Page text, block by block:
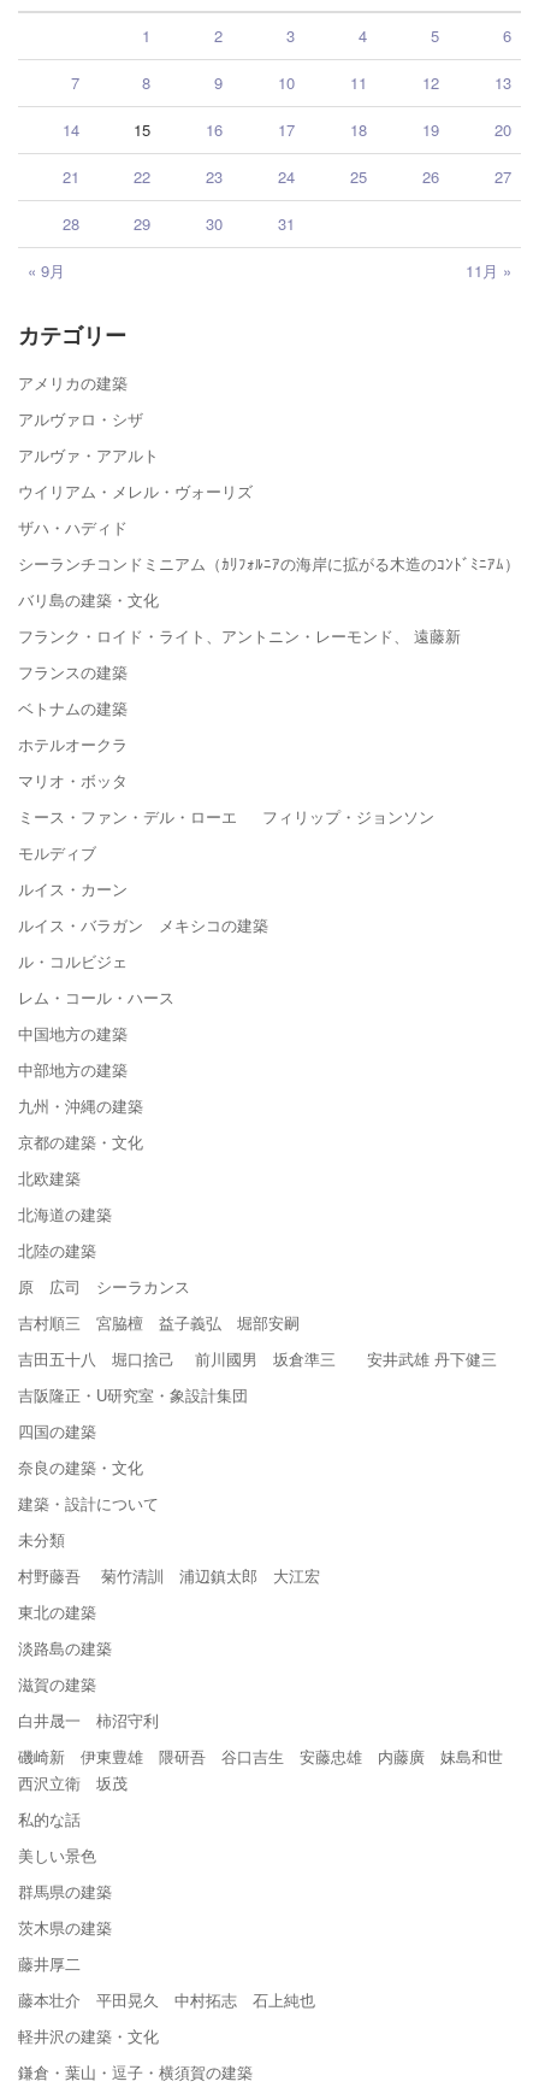
« 9月 11月 »
1 2 3 4 5 6
7 8 9 10 11 12 13
14 15 16 17 18 19 20
21 22 23 24 25 26 27
28 29 30 31
カテゴリー
アメリカの建築
アルヴァロ・シザ
アルヴァ・アアルト
ウイリアム・メレル・ヴォーリズ
ザハ・ハディド
シーランチコンドミニアム（ｶﾘﾌｫﾙﾆｱの海岸に拡がる木造のｺﾝﾄﾞﾐﾆｱﾑ）
バリ島の建築・文化
フランク・ロイド・ライト、アントニン・レーモンド、 遠藤新
フランスの建築
ベトナムの建築
ホテルオークラ
マリオ・ボッタ
ミース・ファン・デル・ローエ フィリップ・ジョンソン
モルディブ
ルイス・カーン
ルイス・バラガン メキシコの建築
ル・コルビジェ
レム・コール・ハース
中国地方の建築
中部地方の建築
九州・沖縄の建築
京都の建築・文化
北欧建築
北海道の建築
北陸の建築
原 広司 シーラカンス
吉村順三 宮脇檀 益子義弘 堀部安嗣
吉田五十八 堀口捨己 前川國男 坂倉準三 安井武雄 丹下健三
吉阪隆正・U研究室・象設計集団
四国の建築
奈良の建築・文化
建築・設計について
未分類
村野藤吾 菊竹清訓 浦辺鎮太郎 大江宏
東北の建築
淡路島の建築
滋賀の建築
白井晟一 柿沼守利
磯崎新 伊東豊雄 隈研吾 谷口吉生 安藤忠雄 内藤廣 妹島和世
西沢立衛 坂茂
私的な話
美しい景色
群馬県の建築
茨木県の建築
藤井厚二
藤本壮介 平田晃久 中村拓志 石上純也
軽井沢の建築・文化
鎌倉・葉山・逗子・横須賀の建築